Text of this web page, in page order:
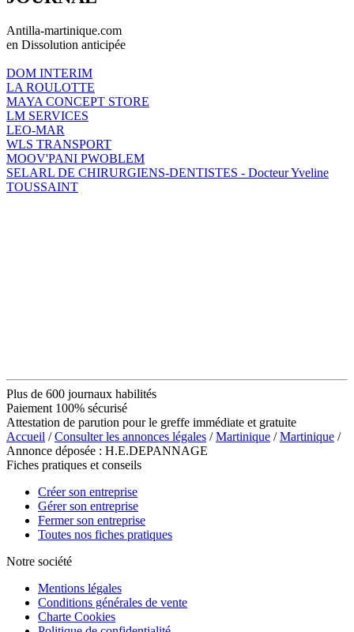
Antilla-martinique.com
en Dissolution anticipée
DOM INTERIM
LA ROULOTTE
MAYA CONCEPT STORE
LM SERVICES
LEO-MAR
WLS TRANSPORT
MOOV'PANI PWOBLEM
SELARL DE CHIRURGIENS-DENTISTES - Docteur Yveline
TOUSSAINT
Plus de 600 journaux habilités
Paiement 100% sécurisé
Attestation de parution pour le greffe immédiate et gratuite
Accueil /Consulter les annonces légales /Martinique /Martinique /
Annonce déposée : H.E.DEPANNAGE
Fiches pratiques et conseils
Créer son entreprise
Gérer son entreprise
Fermer son entreprise
Toutes nos fiches pratiques
Notre société
Mentions légales
Conditions générales de vente
Charte Cookies